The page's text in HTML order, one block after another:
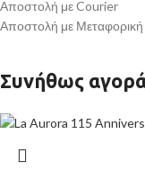
Αποστολή με Courier
Αποστολή με Μεταφορική
Συνήθως